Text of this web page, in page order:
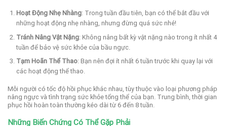
Hoạt Động Nhẹ Nhàng: Trong tuần đầu tiên, bạn có thể bắt đầu với
những hoạt động nhẹ nhàng, nhưng đừng quá sức nhé!
Tránh Nâng Vật Nặng: Không nâng bất kỳ vật nặng nào trong ít nhất 4
tuần để bảo vệ sức khỏe của bầu ngực.
Tạm Hoãn Thể Thao: Bạn nên đợi ít nhất 6 tuần trước khi quay lại với
các hoạt động thể thao.
Mỗi người có tốc độ hồi phục khác nhau, tùy thuộc vào loại phương pháp
nâng ngực và tình trạng sức khỏe tổng thể của bạn. Trung bình, thời gian
phục hồi hoàn toàn thường kéo dài từ 6 đến 8 tuần.
Những Biến Chứng Có Thể Gặp Phải